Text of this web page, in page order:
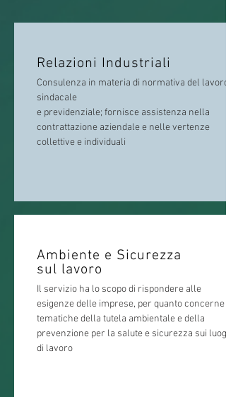
Relazioni Industriali
Consulenza in materia di normativa del lavoro,
sindacale
e previdenziale; fornisce assistenza nella
contrattazione aziendale e nelle vertenze
collettive e individuali
Ambiente e Sicurezza
sul lavoro
Il servizio ha lo scopo di rispondere alle
esigenze delle imprese, per quanto concerne
tematiche della tutela ambientale e della
prevenzione per la salute e sicurezza sui
di lavoro